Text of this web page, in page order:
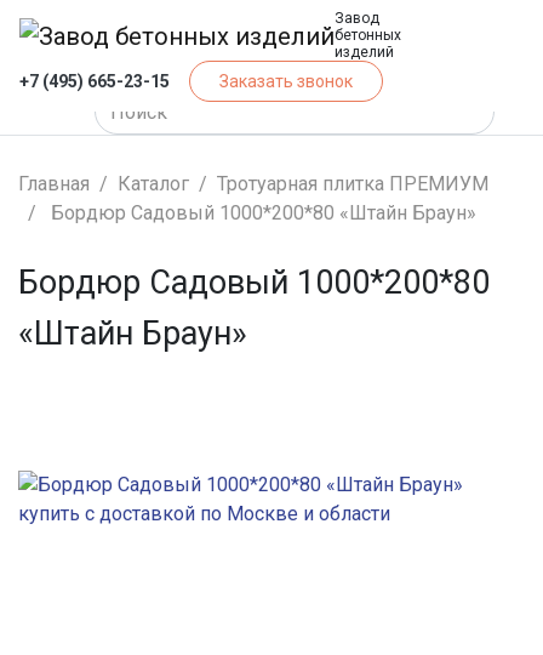
Завод
бетонных
изделий
+7 (495) 665-23-15 Заказать звонок
Главная Каталог
Тротуарная плитка ПРЕМИУМ
Бордюр Садовый 1000*200*80 «Штайн Браун»
Бордюр Садовый 1000*200*80
«Штайн Браун»